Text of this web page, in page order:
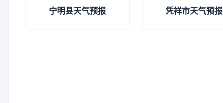
宁明县天气预报 凭祥市天气预报